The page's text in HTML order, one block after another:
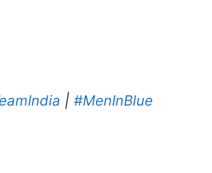
| #MenInBlue